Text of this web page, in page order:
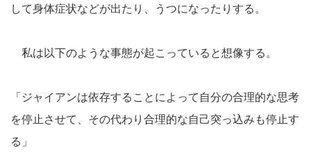
して身体症状などが出たり、うつになったりする。
私は以下のような事態が起こっていると想像する。
「ジャイアンは依存することによって自分の合理的な思考
を停止させて、その代わり合理的な自己突っ込みも停止す
る」